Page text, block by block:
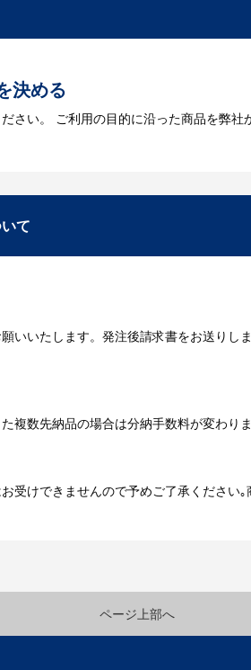
決める
さい。 ご利用の目的に沿った商品を弊社
ら、ご注文書をお送りします。
後３週間程度で納品となります。
、3～5営業日程度で納品となります。
て
いいたします。発注後請求書をお送り
複数先納品の場合は分納手数料が変わり
受けできませんので予めご了承くださ
ページ上部へ